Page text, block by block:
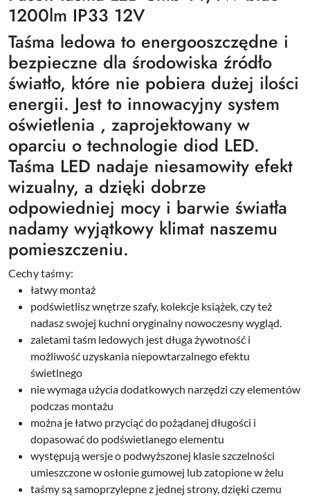
1200lm IP33 12V
Taśma ledowa to energooszczędne i
bezpieczne dla środowiska źródło
światło, które nie pobiera dużej ilości
energii. Jest to innowacyjny system
oświetlenia , zaprojektowany w
oparciu o technologie diod LED.
Taśma LED nadaje niesamowity efekt
wizualny, a dzięki dobrze
odpowiedniej mocy i barwie światła
nadamy wyjątkowy klimat naszemu
pomieszczeniu.
Cechy taśmy:
łatwy montaż
podświetlisz wnętrze szafy, kolekcje książek, czy też
nadasz swojej kuchni oryginalny nowoczesny wygląd.
zaletami taśm ledowych jest długa żywotność i
możliwość uzyskania niepowtarzalnego efektu
świetlnego
nie wymaga użycia dodatkowych narzędzi czy elementów
podczas montażu
można je łatwo przyciąć do pożądanej długości i
dopasować do podświetlanego elementu
występują wersje o podwyższonej klasie szczelności
umieszczone w osłonie gumowej lub zatopione w żelu
taśmy są samoprzylepne z jednej strony, dzięki czemu